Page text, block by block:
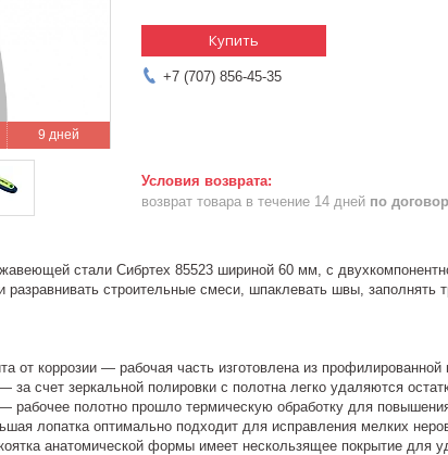
9 дней
Купить
+7 (707) 856-45-35
возврат товара в течение 14 дней по
стали Сибртех 85523 шириной 60 мм, с
разравнивать строительные смеси, шпаклевать швы,
от коррозии — рабочая часть изготовлена из
счет зеркальной полировки с полотна легко удаляются
рабочее полотно прошло термическую обработку для
лопатка оптимально подходит для исправления мелких
анатомической формы имеет нескользящее покрытие для